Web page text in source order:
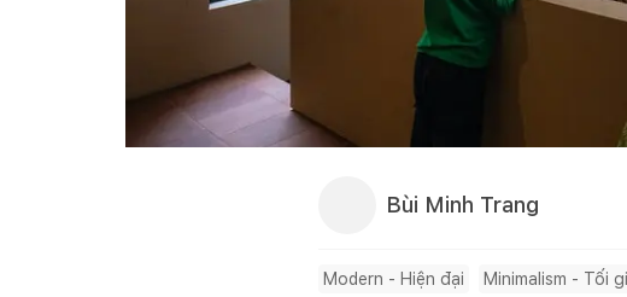
Bùi Minh Trang
Modern - Hiện đại Minimalism - Tối